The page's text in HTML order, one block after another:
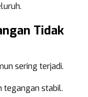
Tidak
sering terjadi.
tegangan stabil.